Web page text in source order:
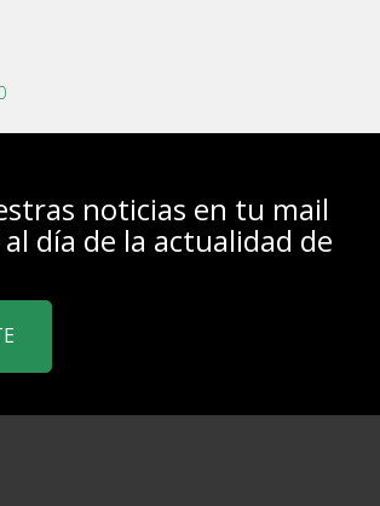
noticias en tu mail
día de la actualidad de